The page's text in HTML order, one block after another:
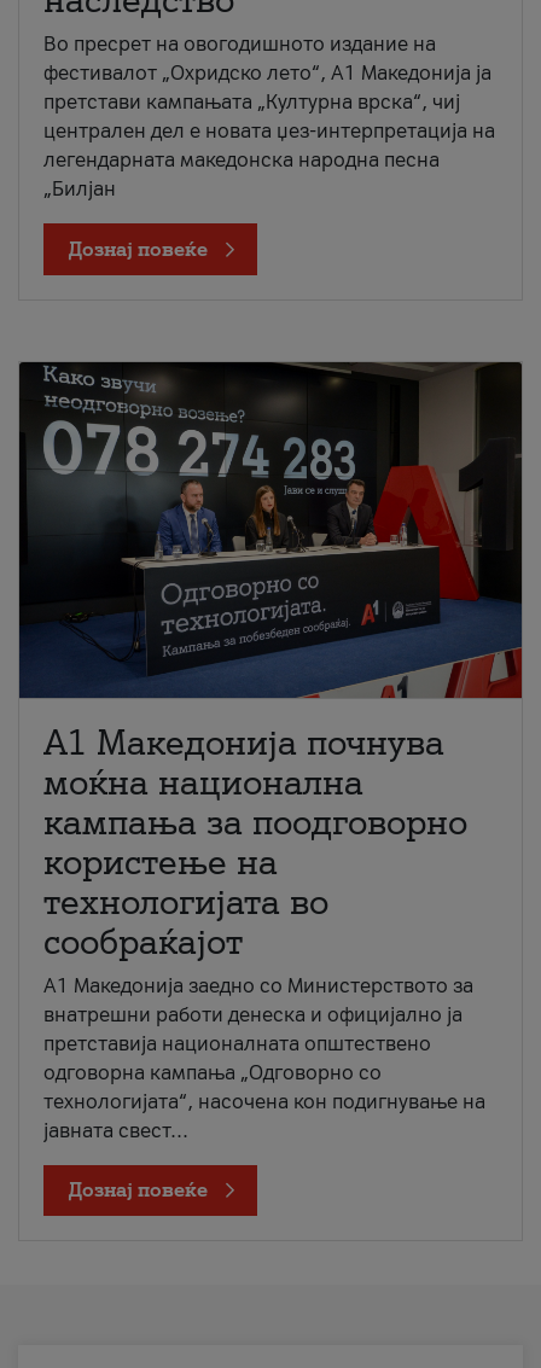
Во пресрет на овогодишното издание на
фестивалот „Охридско лето“, А1 Македонија ја
претстави кампањата „Културна врска“, чиј
централен дел е новата џез-интерпретација на
легендарната македонска народна песна
„Билјан
Дознај повеќе
A1 Македонија почнува
моќна национална
кампања за поодговорно
користење на
технологијата во
сообраќајот
A1 Македонија заедно со Министерството за
внатрешни работи денеска и официјално ја
претставија националната општествено
одговорна кампања „Одговорно со
технологијата“, насочена кон подигнување на
јавната свест...
Дознај повеќе